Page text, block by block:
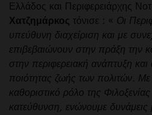
Ελλάδος και Περιφερειάρχης
Χατζημάρκος τόνισε : « Οι
υπεύθυνη διαχείριση και με
επιβεβαιώνουν στην πράξη την
στην περιφερειακή ανάπτυξη
ποιότητας ζωής των πολιτών.
καθοριστικό ρόλο της
κατεύθυνση, ενώνουμε δυνάμεις